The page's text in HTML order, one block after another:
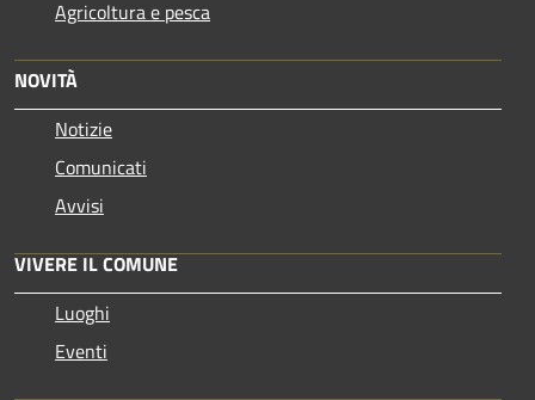
Agricoltura e pesca
NOVITÀ
Notizie
Comunicati
Avvisi
VIVERE IL COMUNE
Luoghi
Eventi